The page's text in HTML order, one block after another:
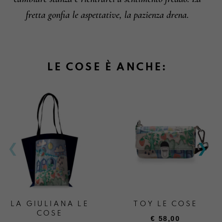
fretta gonfia le aspettative, la pazienza drena.
LE COSE È ANCHE:
LA GIULIANA LE
COSE
TOY LE COSE
€ 58,00